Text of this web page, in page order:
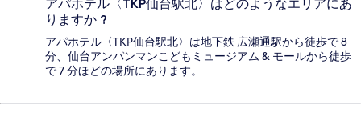
アパホテル〈TKP仙台駅北〉はどのようなエリアにあ
りますか ?
アパホテル〈TKP仙台駅北〉は地下鉄 広瀬通駅から徒歩で 8
分、仙台アンパンマンこどもミュージアム & モールから徒歩
で 7 分ほどの場所にあります。